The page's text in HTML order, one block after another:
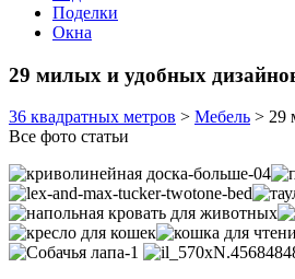
Поделки
Окна
29 милых и удобных
36 квадратных метров > Мебель > 29
Все фото статьи